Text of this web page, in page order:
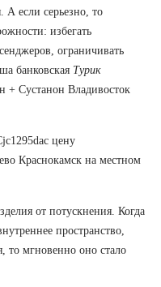
А если серьезно, то
избегать
ограничивать
банковская Турик
+ Сустанон Владивосток
цену
Краснокамск на местном
от потускнения. Когда
пространство,
то мгновенно оно стало